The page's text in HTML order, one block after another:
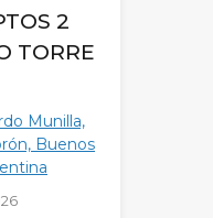
2
TORRE
Munilla,
Buenos